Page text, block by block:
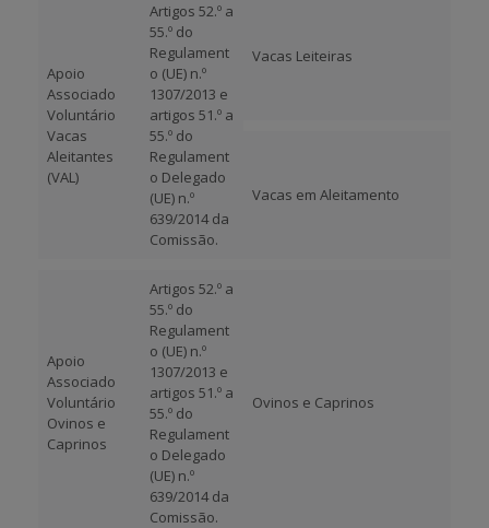
Apoio
Associado
Voluntário
Vacas
Aleitantes
(VAL)
Artigos 52.º a
55.º do
Regulament
o (UE) n.º
1307/2013 e
artigos 51.º a
55.º do
Regulament
o Delegado
(UE) n.º
639/2014 da
Comissão.
Vacas Leiteiras
Vacas em Aleitamento
Apoio
Associado
Voluntário
Ovinos e
Caprinos
Artigos 52.º a
55.º do
Regulament
o (UE) n.º
1307/2013 e
artigos 51.º a
55.º do
Regulament
o Delegado
(UE) n.º
639/2014 da
Comissão.
Ovinos e Caprinos